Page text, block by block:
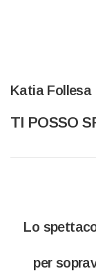
Katia Follesa
TI POSSO
Lo
per